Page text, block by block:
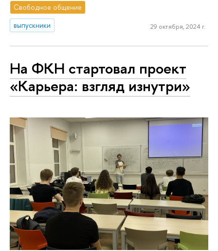
Свободное общение
выпускники
29 октября, 2024 г.
На ФКН стартовал проект
«Карьера: взгляд изнутри»